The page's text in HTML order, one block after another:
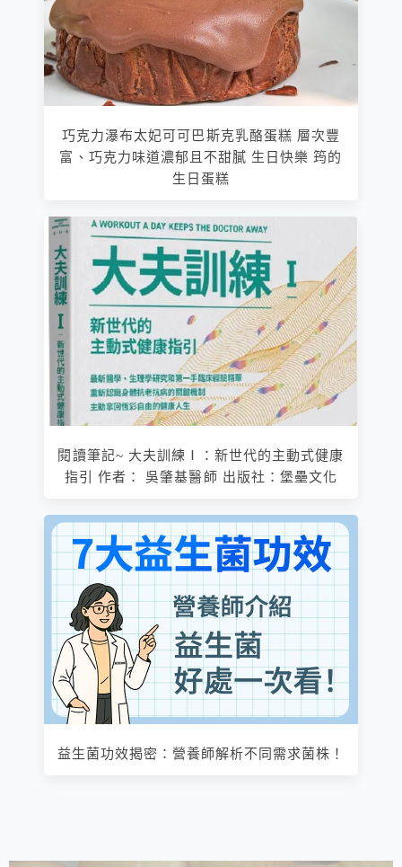
巧克力瀑布太妃可可巴斯克乳酪蛋糕 層次豐
富、巧克力味道濃郁且不甜膩 生日快樂 筠的
生日蛋糕
閱讀筆記~ 大夫訓練Ⅰ：新世代的主動式健康
指引 作者： 吳肇基醫師 出版社：堡壘文化
益生菌功效揭密：營養師解析不同需求菌株！